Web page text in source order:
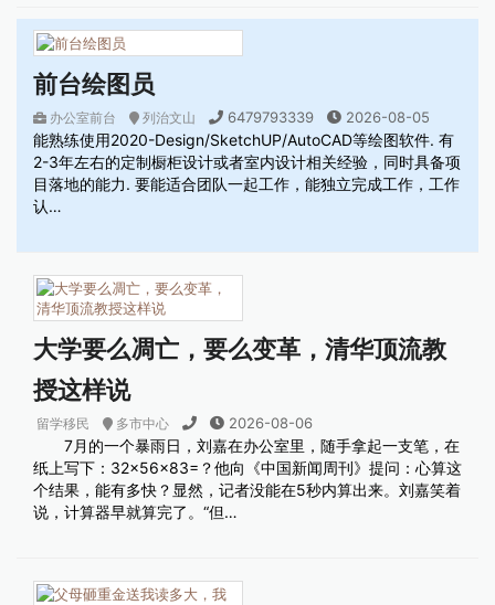
前台绘图员
办公室前台 列治文山 6479793339 2026-08-05
能熟练使用2020-Design/SketchUP/AutoCAD等绘图软件. 有
2-3年左右的定制橱柜设计或者室内设计相关经验，同时具备项
目落地的能力. 要能适合团队一起工作，能独立完成工作，工作
认…
大学要么凋亡，要么变革，清华顶流教
授这样说
留学移民 多市中心 2026-08-06
7月的一个暴雨日，刘嘉在办公室里，随手拿起一支笔，在
纸上写下：32×56×83=？他向《中国新闻周刊》提问：心算这
个结果，能有多快？显然，记者没能在5秒内算出来。刘嘉笑着
说，计算器早就算完了。“但…